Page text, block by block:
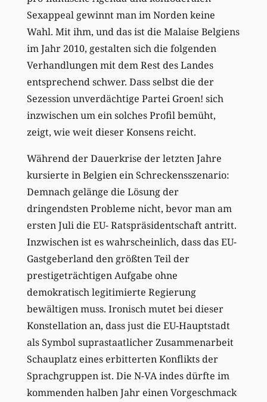
Sexappeal gewinnt man im Norden keine
Wahl. Mit ihm, und das ist die Malaise Belgiens
im Jahr 2010, gestalten sich die folgenden
Verhandlungen mit dem Rest des Landes
entsprechend schwer. Dass selbst die der
Sezession unverdächtige Partei Groen! sich
inzwischen um ein solches Profil bemüht,
zeigt, wie weit dieser Konsens reicht.
Während der Dauerkrise der letzten Jahre
kursierte in Belgien ein Schreckensszenario:
Demnach gelänge die Lösung der
dringendsten Probleme nicht, bevor man am
ersten Juli die EU- Ratspräsidentschaft antritt.
Inzwischen ist es wahrscheinlich, dass das EU-
Gastgeberland den größten Teil der
prestigeträchtigen Aufgabe ohne
demokratisch legitimierte Regierung
bewältigen muss. Ironisch mutet bei dieser
Konstellation an, dass just die EU-Hauptstadt
als Symbol suprastaatlicher Zusammenarbeit
Schauplatz eines erbitterten Konflikts der
Sprachgruppen ist. Die N-VA indes dürfte im
kommenden halben Jahr einen Vorgeschmack